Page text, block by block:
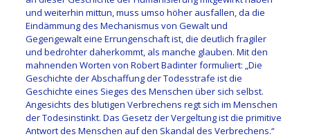
und weiterhin mittun, muss umso höher ausfallen, da die
Eindämmung des Mechanismus von Gewalt und
Gegengewalt eine Errungenschaft ist, die deutlich fragiler
und bedrohter daherkommt, als manche glauben. Mit den
mahnenden Worten von Robert Badinter formuliert: „Die
Geschichte der Abschaffung der Todesstrafe ist die
Geschichte eines Sieges des Menschen über sich selbst.
Angesichts des blutigen Verbrechens regt sich im Menschen
der Todesinstinkt. Das Gesetz der Vergeltung ist die primitive
Antwort des Menschen auf den Skandal des Verbrechens.“